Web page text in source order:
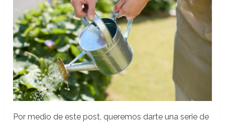
Por medio de este post, queremos darte una serie de